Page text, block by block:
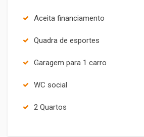
Aceita financiamento
Quadra de esportes
Garagem para 1 carro
WC social
2 Quartos